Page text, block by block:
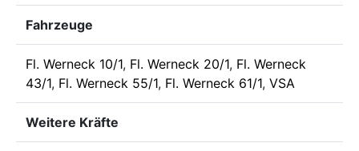
Fahrzeuge
Fl. Werneck 10/1, Fl. Werneck 20/1, Fl. Werneck
43/1, Fl. Werneck 55/1, Fl. Werneck 61/1, VSA
Weitere Kräfte